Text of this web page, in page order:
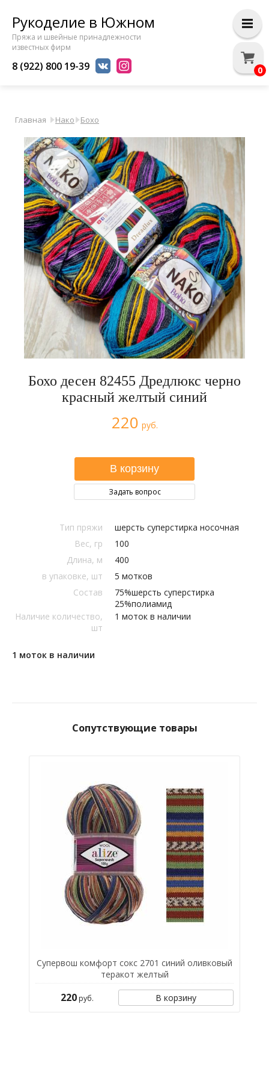
Рукоделие в Южном
Пряжа и швейные принадлежности
известных фирм
8 (922) 800 19-39
Главная Нако Бохо
Бохо десен 82455 Дредлюкс черно
красный желтый синий
220 руб.
Задать вопрос
Тип пряжи
шерсть суперстирка носочная
Вес, гр
100
Длина, м
400
в упаковке, шт
5 мотков
Состав
75%шерсть суперстирка
25%полиамид
Наличие количество,
шт
1 моток в наличии
1 моток в наличии
Сопутствующие товары
Супервош комфорт сокс 2701 синий оливковый
теракот желтый
220руб. В корзину
0